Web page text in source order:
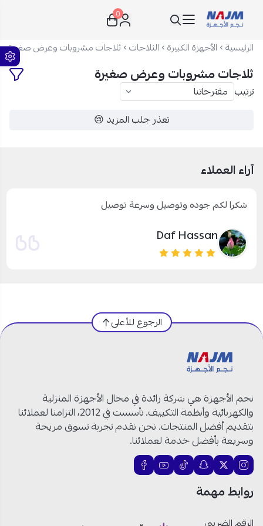
نجم الأجهزة
0
الرئيسية الأجهزة الكبيرة الثلاجات ثلاجات مشروبات وعرض صغيرة
ثلاجات مشروبات وعرض صغيرة
ترتيب
تعذر جلب المزيد 😢
آراء العملاء
شكرا لكم جوده وتوصيل وسرعة توصيل
Daf Hassan
الرجوع للأعلى
نجم الأجهزة هي شركة رائدة في مجال الأجهزة المنزلية
والكهربائية وأنظمة التكييف. تأسست في 2012، التزامنا لعملائنا
بتقديم أفضل المنتجات. نحن نقدم تجربة تسوق مريحة
وسريعة بأفضل خدمة لعملائنا.
روابط مهمة